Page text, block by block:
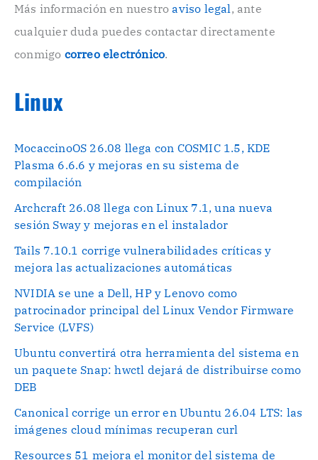
o
.
Más información en nuestroaviso legal, ante
cualquier duda puedes contactar directamente
conmigo correo electrónico.
Linux
MocaccinoOS 26.08 llega con COSMIC 1.5, KDE
Plasma 6.6.6 y mejoras en su sistema de
compilación
Archcraft 26.08 llega con Linux 7.1, una nueva
sesión Sway y mejoras en el instalador
Tails 7.10.1 corrige vulnerabilidades críticas y
mejora las actualizaciones automáticas
NVIDIA se une a Dell, HP y Lenovo como
patrocinador principal del Linux Vendor Firmware
Service (LVFS)
Ubuntu convertirá otra herramienta del sistema en
un paquete Snap: hwctl dejará de distribuirse como
DEB
Canonical corrige un error en Ubuntu 26.04 LTS: las
imágenes cloud mínimas recuperan curl
Resources 51 mejora el monitor del sistema de